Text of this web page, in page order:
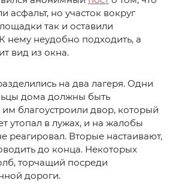
асфальт, но участок вокруг
так и оставили
нему неудобно подходить, а
вид из окна.
на два лагеря. Одни
дома должны быть
благоустроили двор, который
утопал в лужах, и на жалобы
реагировал. Вторые настаивают,
до конца. Некоторых
торчащий посреди
дороги.